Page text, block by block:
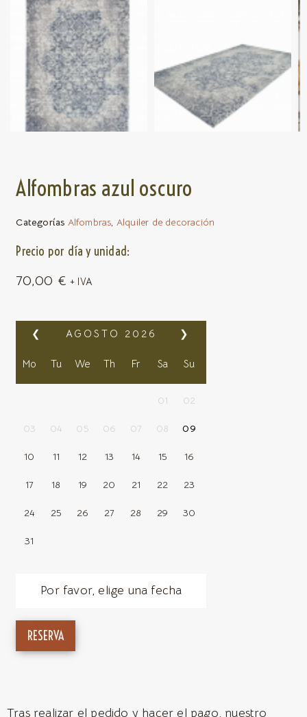
Alfombras azul oscuro
Categorías Alfombras, Alquiler de decoración
Precio por día y unidad:
70,00 € + IVA
❮ ❯
AGOSTO 2026
Mo Tu We Th Fr Sa Su
01 02
03 04 05 06 07 08 09
10 11 12 13 14 15 16
17 18 19 20 21 22 23
24 25 26 27 28 29 30
31
Por favor, elige una fecha
RESERVA
Tras realizar el pedido y hacer el pago, nuestro